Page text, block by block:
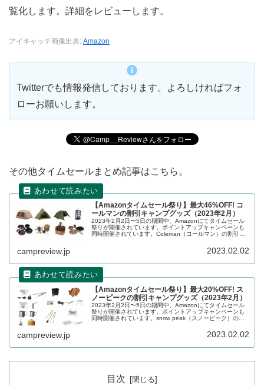
覧化します。詳細をレビューします。
アイキャッチ画像出典: Amazon
Twitterでも情報発信しております。よろしければフォ
ローお願いします。
その他タイムセールまとめ記事はこちら。
【Amazonタイムセール祭り】最大46%OFF! コ
ールマンの割引キャンプグッズ（2023年2月）
2023年2月2日〜5日の期間中、Amazonにてタイムセール
祭りが開催されています。ポイントアップキャンペーンも
同時開催されています。Coleman（コールマン）の割引対
campreview.jp 2023.02.02
【Amazonタイムセール祭り】最大20%OFF! ス
ノーピークの割引キャンプグッズ（2023年2月）
2023年2月2日〜5日の期間中、Amazonにてタイムセール
祭りが開催されています。ポイントアップキャンペーンも
同時開催されています。snow peak（スノーピーク）の割
campreview.jp 2023.02.02
目次